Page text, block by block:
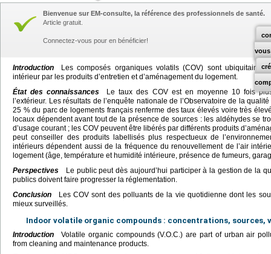
vous
Bienvenue sur EM-consulte, la référence des professionnels de santé.
Article gratuit.
Connectez-vous pour en bénéficier!
Introduction
Les composés organiques volatils (COV) sont
intérieur par les produits d’entretien et d’aménagement du logement.
État des connaissances
Le taux des COV est en moyenne 10 fois
l’extérieur. Les résultats de l’enquête nationale de l’Observatoire de la
25 % du parc de logements français renferme des taux élevés voire très
locaux dépendent avant tout de la présence de sources : les aldéhydes se
d’usage courant ; les COV peuvent être libérés par différents produits
peut conseiller des produits labellisés plus respectueux de
intérieurs dépendent aussi de la fréquence du renouvellement de l’air
logement (âge, température et humidité intérieure, présence de fumeurs,
Perspectives
Le public peut dès aujourd’hui participer à la gestion de la
publics doivent faire progresser la réglementation.
Conclusion
Les COV sont des polluants de la vie quotidienne dont les
mieux surveillés.
Indoor volatile organic compounds : concentrations,
Introduction Volatile organic compounds (V.O.C.) are part of urban air
from cleaning and maintenance products.